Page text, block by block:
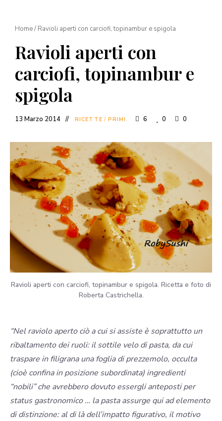
Home/ Ravioli aperti con carciofi, topinambur e spigola
Ravioli aperti con
carciofi, topinambur e
spigola
13 Marzo 2014 RICETTE / PRIMI 6 0 0
Ravioli aperti con carciofi, topinambur e spigola. Ricetta e foto di
Roberta Castrichella.
“Nel raviolo aperto ciò a cui si assiste è soprattutto un
ribaltamento dei ruoli: il sottile velo di pasta, da cui
traspare in filigrana una foglia di prezzemolo, occulta
(cioè confina in posizione subordinata) ingredienti
“nobili” che avrebbero dovuto essergli anteposti per
status gastronomico … la pasta assurge qui ad elemento
di distinzione: al di là dell’impatto figurativo, il motivo